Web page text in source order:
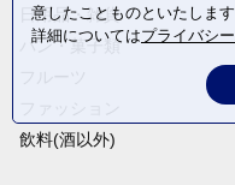
日用品・雑貨
パン・菓子類
飲料(酒以外)
意したことものといたします
詳細についてはプライバシ